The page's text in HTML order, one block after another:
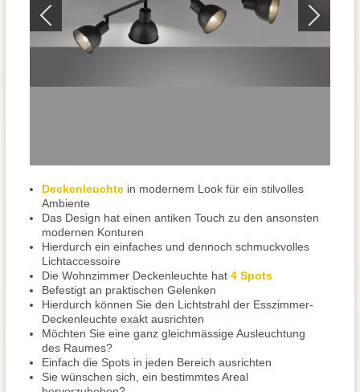
Deckenleuchte in modernem Look für ein stilvolles
Ambiente
Das Design hat einen antiken Touch zu den ansonsten
modernen Konturen
Hierdurch ein einfaches und dennoch schmuckvolles
Lichtaccessoire
Die Wohnzimmer Deckenleuchte hat 4 Spots
Befestigt an praktischen Gelenken
Hierdurch können Sie den Lichtstrahl der Esszimmer-
Deckenleuchte exakt ausrichten
Möchten Sie eine ganz gleichmässige Ausleuchtung
des Raumes?
Einfach die Spots in jeden Bereich ausrichten
Sie wünschen sich, ein bestimmtes Areal